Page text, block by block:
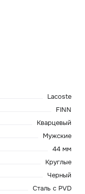
Lacoste
FINN
Кварцевый
Мужские
44 мм
Круглые
Черный
Сталь с PVD